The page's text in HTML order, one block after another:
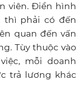
viên. Điển hình
thì phải có đến
quan đến vấn
Tùy thuộc vào
mỗi doanh
trả lương khác